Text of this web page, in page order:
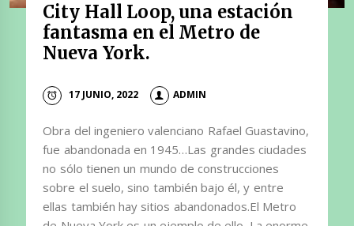
City Hall Loop, una estación
fantasma en el Metro de
Nueva York.
17 JUNIO, 2022 ADMIN
Obra del ingeniero valenciano Rafael Guastavino,
fue abandonada en 1945…Las grandes ciudades
no sólo tienen un mundo de construcciones
sobre el suelo, sino también bajo él, y entre
ellas también hay sitios abandonados.El Metro